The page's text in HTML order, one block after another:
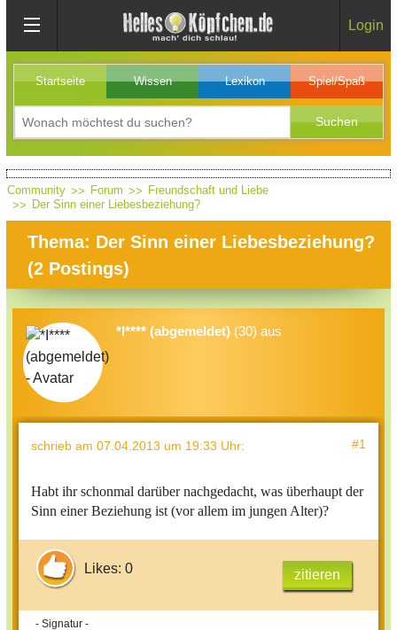
Login
Startseite Wissen Lexikon Spiel/Spaß
Community Forum
Freundschaft und Liebe
Der Sinn einer Liebesbeziehung?
Thema: Der Sinn einer Liebesbeziehung?
(2 Postings)
*I**** (abgemeldet) (30) aus
schrieb am 07.04.2013 um 19:33 Uhr: #1
Habt ihr schonmal darüber nachgedacht, was überhaupt der
Sinn einer Beziehung ist (vor allem im jungen Alter)?
Likes: 0 zitieren
- Signatur -